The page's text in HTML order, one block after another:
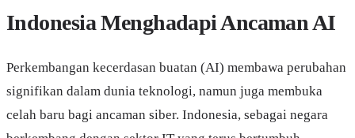
Indonesia Menghadapi Ancaman AI
Perkembangan kecerdasan buatan (AI) membawa perubahan
signifikan dalam dunia teknologi, namun juga membuka
celah baru bagi ancaman siber. Indonesia, sebagai negara